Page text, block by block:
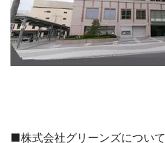
■株式会社グリーンズについて